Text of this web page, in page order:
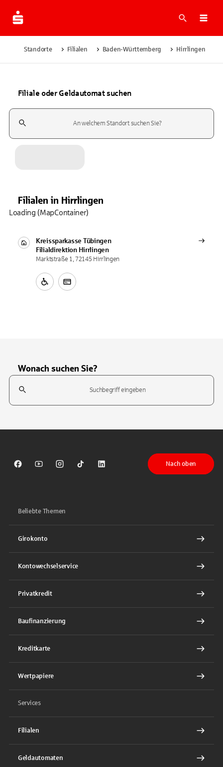
Suche
Standorte Filialen Baden-Württemberg Hirrlingen
Filiale oder Geldautomat suchen
Suchfeld
Filialen in Hirrlingen
Kreissparkasse Tübingen
Filialdirektion Hirrlingen
Marktstraße 1, 72145 Hirrlingen
Loading (MapContainer)
Wonach suchen Sie?
Suchfeld
Sparkasse auf Facebook
Sparkasse auf Youtube
Sparkasse auf Instagram
Sparkasse auf TikTok
Sparkasse auf LinkedIn
Nach oben
Beliebte Themen
Girokonto
Kontowechselservice
Privatkredit
Baufinanzierung
Kreditkarte
Wertpapiere
Services
Filialen
Geldautomaten